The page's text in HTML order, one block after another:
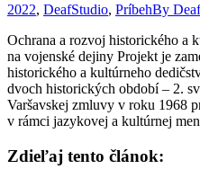
2022, DeafStudio, PríbehBy
Ochrana a rozvoj historického a
na vojenské dejiny Projekt je
historického a kultúrneho
dvoch historických období – 2.
Varšavskej zmluvy v roku 1968
v rámci jazykovej a kultúrnej
Zdieľaj tento článok: